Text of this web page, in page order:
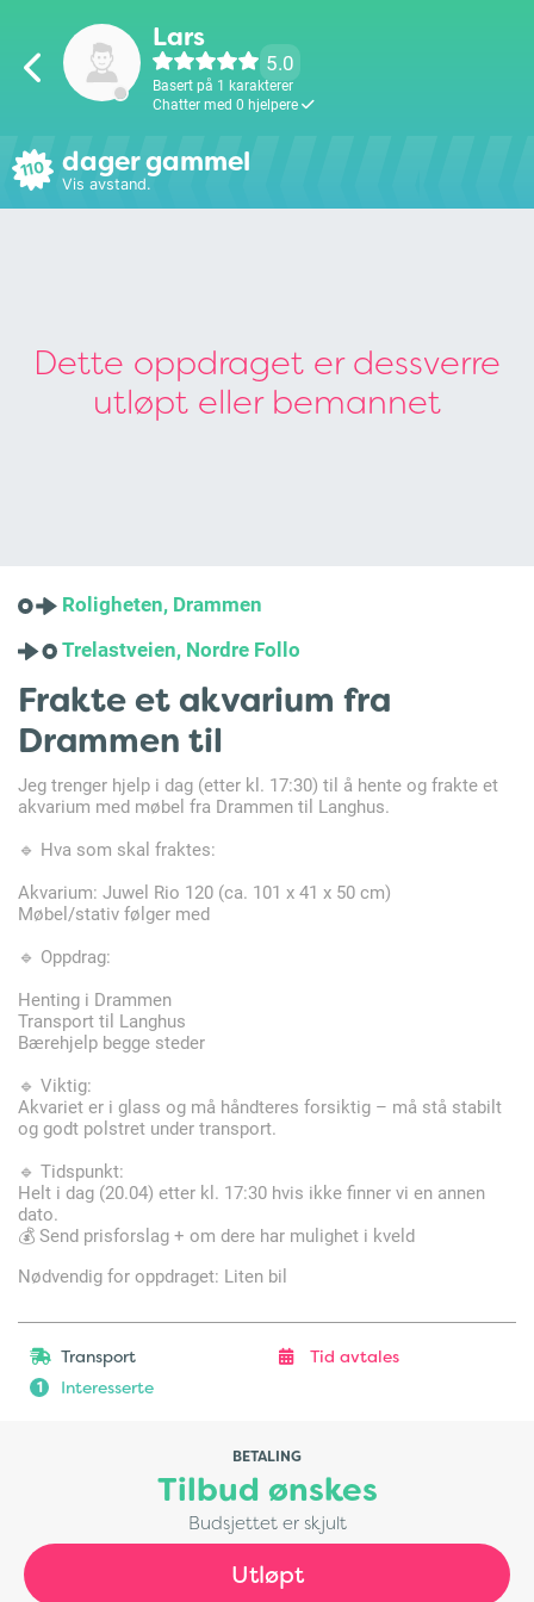
Lars
5.0
Basert på 1 karakterer
Chatter med 0 hjelpere
110 dager gammel
Vis avstand.
Dette oppdraget er dessverre
utløpt eller bemannet
Roligheten, Drammen
Trelastveien, Nordre Follo
Frakte et akvarium fra
Drammen til
Jeg trenger hjelp i dag (etter kl. 17:30) til å hente og frakte et
akvarium med møbel fra Drammen til Langhus.
🔹 Hva som skal fraktes:
Akvarium: Juwel Rio 120 (ca. 101 x 41 x 50 cm)
Møbel/stativ følger med
🔹 Oppdrag:
Henting i Drammen
Transport til Langhus
Bærehjelp begge steder
🔹 Viktig:
Akvariet er i glass og må håndteres forsiktig – må stå stabilt
og godt polstret under transport.
🔹 Tidspunkt:
Helt i dag (20.04) etter kl. 17:30 hvis ikke finner vi en annen
dato.
💰 Send prisforslag + om dere har mulighet i kveld
Nødvendig for oppdraget: Liten bil
Transport Tid avtales
1 Interesserte
BETALING
Tilbud ønskes
Budsjettet er skjult
Utløpt